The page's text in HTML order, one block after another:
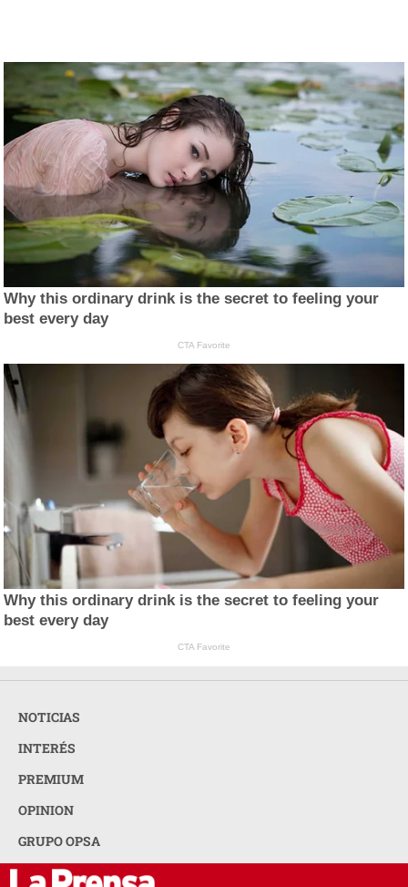
Why this ordinary drink is the secret to feeling your
best every day
CTA Favorite
Why this ordinary drink is the secret to feeling your
best every day
CTA Favorite
NOTICIAS
INTERÉS
PREMIUM
OPINION
GRUPO OPSA